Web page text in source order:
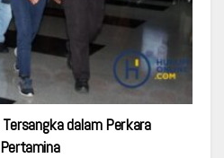
dalam Perkara